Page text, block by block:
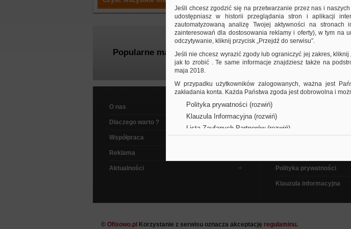
Popularne marki
O nas
Dlaczego warto ?
Współpraca
Reklama
Aktualności
Dla sprzedających
Dla reklamodawców
Polityka prywatności
Klauzula informacyjna
© Ofisowo.pl Korzystanie z serwisu oznacza akceptację regulaminu.
Jeśli chcesz zgodzić się na przetwarzanie przez nas i
udostępniasz w historii przeglądania stron i aplikacji
zautomatyzowaną analizę Twojej aktywności na stronach
zainteresowań dla dostosowania reklamy i oferty), w tym na
odczytywanie, kliknij przycisk „Przejdź do serwisu”.
Jeśli nie chcesz wyrazić zgody lub ograniczyć jej zakres, kliknij
jak to zrobić . Te same informacje znajdziesz także na
maja 2018.
W przypadku użytkowników zalogowanych, ważna jest
zakładania konta. Każda Państwa zgoda jest dobrowolna i
Polityka prywatności (rozwiń)
Klauzula Informacyjna (rozwiń)
Lista Zaufanych Partnerów (rozwiń)